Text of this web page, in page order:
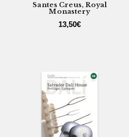
Santes Creus, Royal
Monastery
13,50€